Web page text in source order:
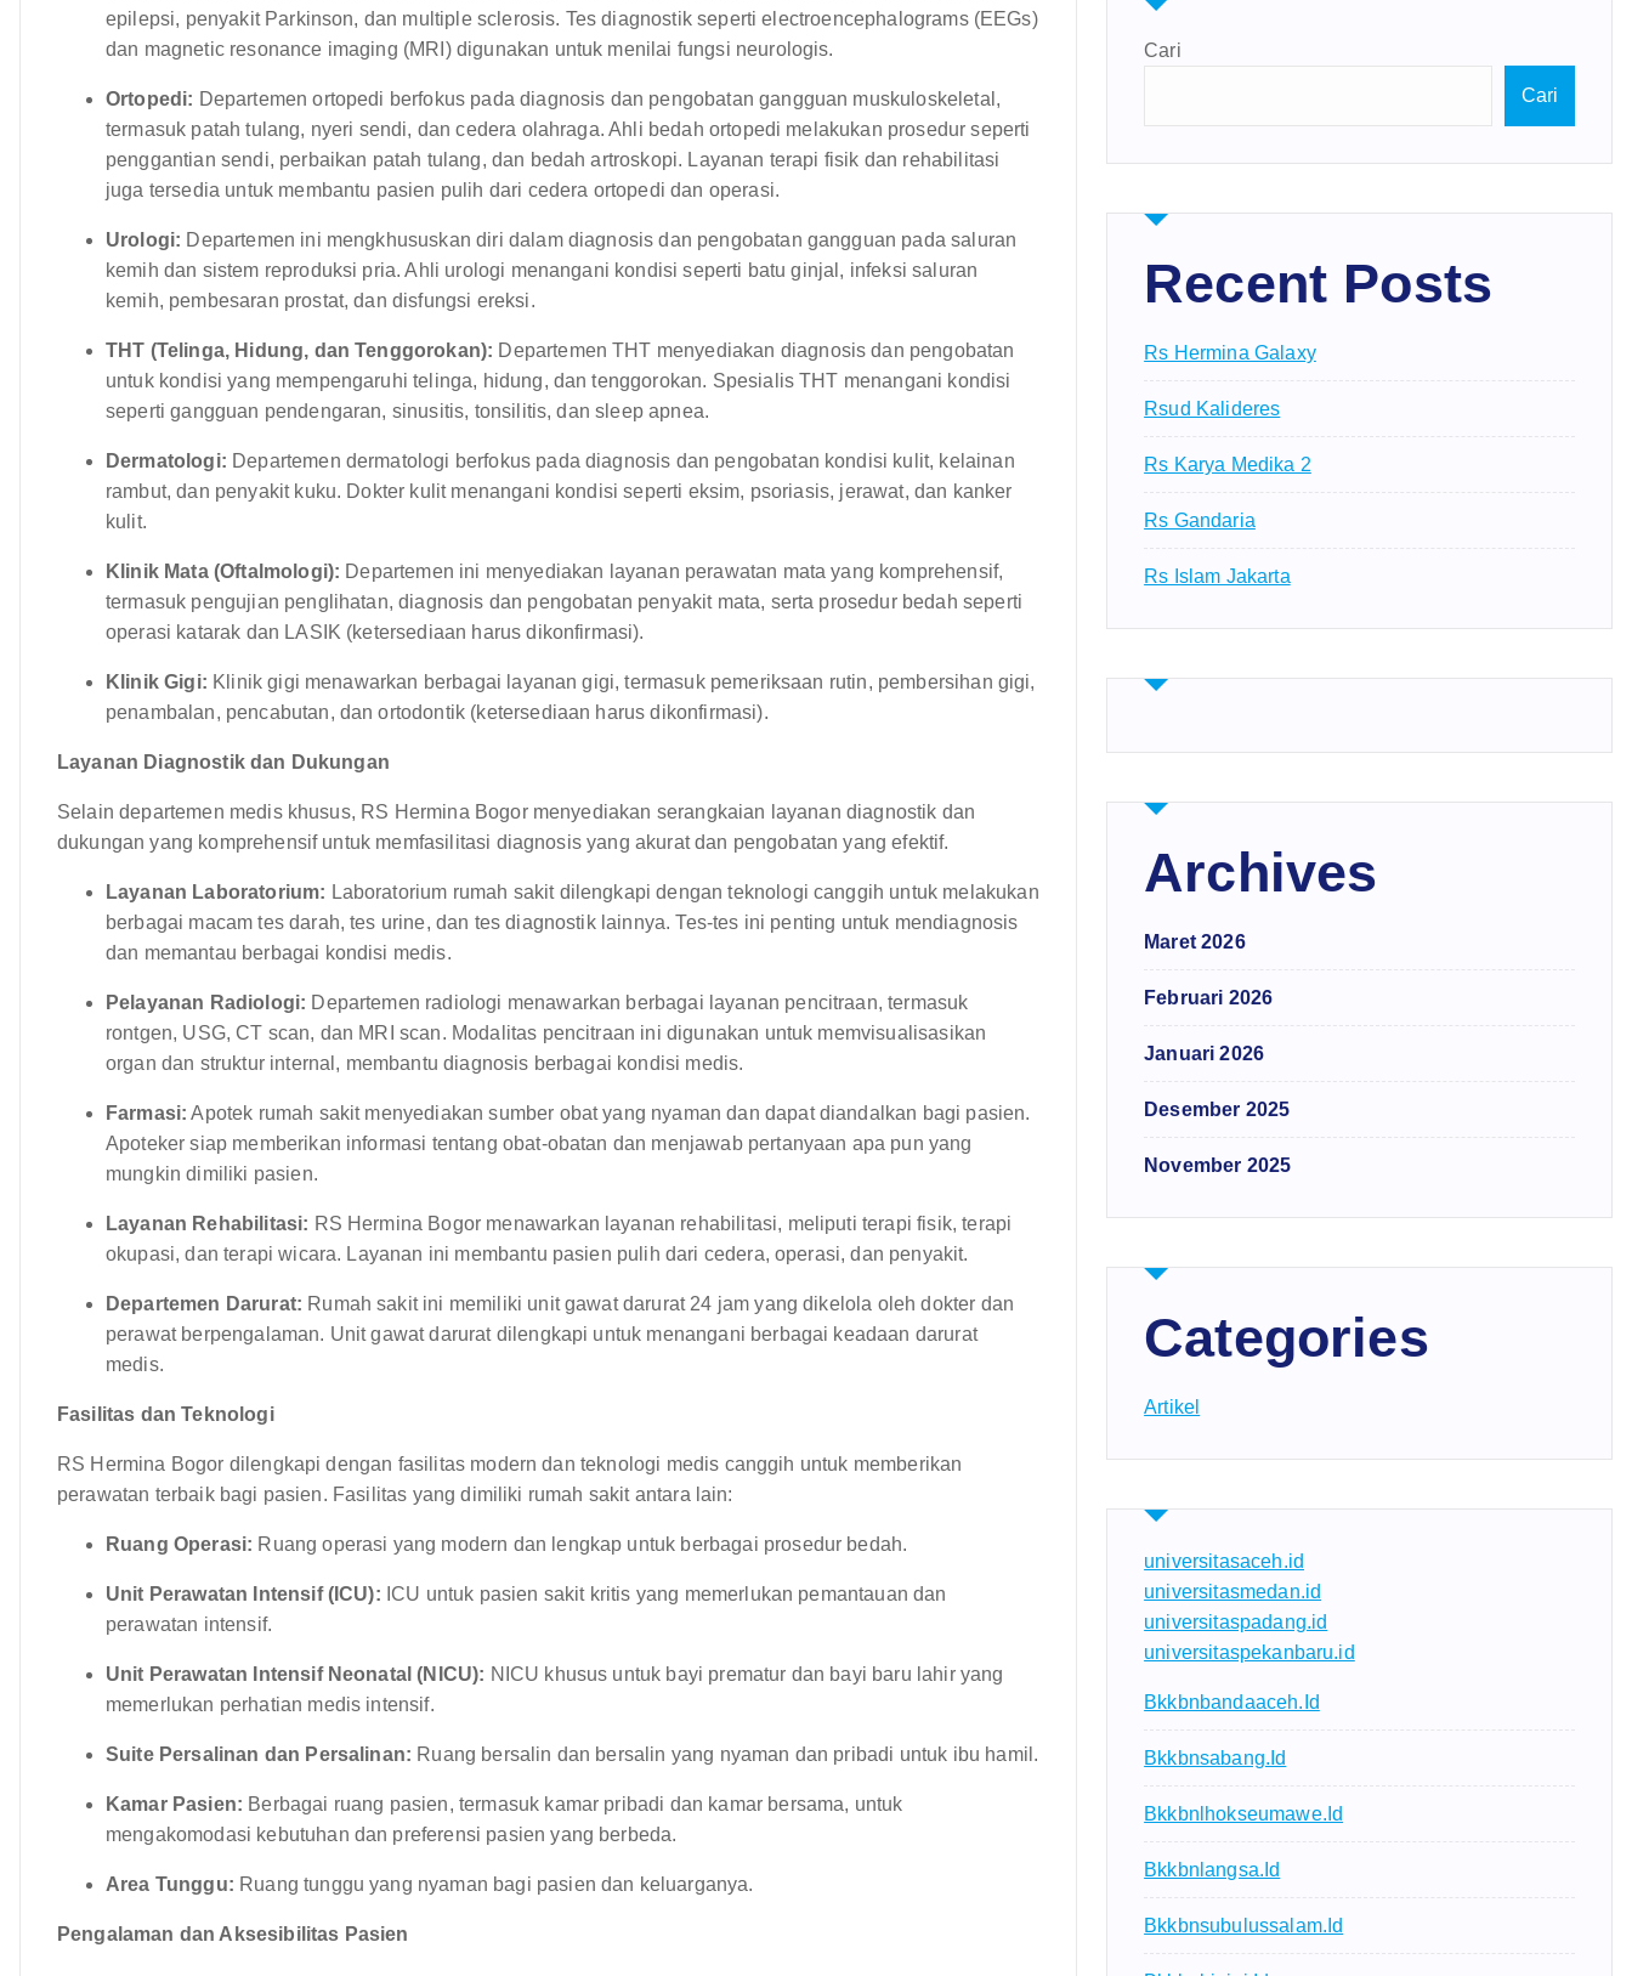
epilepsi, penyakit Parkinson, dan multiple sclerosis. Tes diagnostik seperti electroencephalograms (EEGs)
dan magnetic resonance imaging (MRI) digunakan untuk menilai fungsi neurologis.
Ortopedi: Departemen ortopedi berfokus pada diagnosis dan pengobatan gangguan muskuloskeletal,
termasuk patah tulang, nyeri sendi, dan cedera olahraga. Ahli bedah ortopedi melakukan prosedur seperti
penggantian sendi, perbaikan patah tulang, dan bedah artroskopi. Layanan terapi fisik dan rehabilitasi
juga tersedia untuk membantu pasien pulih dari cedera ortopedi dan operasi.
Urologi: Departemen ini mengkhususkan diri dalam diagnosis dan pengobatan gangguan pada saluran
kemih dan sistem reproduksi pria. Ahli urologi menangani kondisi seperti batu ginjal, infeksi saluran
kemih, pembesaran prostat, dan disfungsi ereksi.
THT (Telinga, Hidung, dan Tenggorokan): Departemen THT menyediakan diagnosis dan pengobatan
untuk kondisi yang mempengaruhi telinga, hidung, dan tenggorokan. Spesialis THT menangani kondisi
seperti gangguan pendengaran, sinusitis, tonsilitis, dan sleep apnea.
Dermatologi: Departemen dermatologi berfokus pada diagnosis dan pengobatan kondisi kulit, kelainan
rambut, dan penyakit kuku. Dokter kulit menangani kondisi seperti eksim, psoriasis, jerawat, dan kanker
kulit.
Klinik Mata (Oftalmologi): Departemen ini menyediakan layanan perawatan mata yang komprehensif,
termasuk pengujian penglihatan, diagnosis dan pengobatan penyakit mata, serta prosedur bedah seperti
operasi katarak dan LASIK (ketersediaan harus dikonfirmasi).
Klinik Gigi: Klinik gigi menawarkan berbagai layanan gigi, termasuk pemeriksaan rutin, pembersihan gigi,
penambalan, pencabutan, dan ortodontik (ketersediaan harus dikonfirmasi).
Layanan Diagnostik dan Dukungan
Selain departemen medis khusus, RS Hermina Bogor menyediakan serangkaian layanan diagnostik dan
dukungan yang komprehensif untuk memfasilitasi diagnosis yang akurat dan pengobatan yang efektif.
Layanan Laboratorium: Laboratorium rumah sakit dilengkapi dengan teknologi canggih untuk melakukan
berbagai macam tes darah, tes urine, dan tes diagnostik lainnya. Tes-tes ini penting untuk mendiagnosis
dan memantau berbagai kondisi medis.
Pelayanan Radiologi: Departemen radiologi menawarkan berbagai layanan pencitraan, termasuk
rontgen, USG, CT scan, dan MRI scan. Modalitas pencitraan ini digunakan untuk memvisualisasikan
organ dan struktur internal, membantu diagnosis berbagai kondisi medis.
Farmasi: Apotek rumah sakit menyediakan sumber obat yang nyaman dan dapat diandalkan bagi pasien.
Apoteker siap memberikan informasi tentang obat-obatan dan menjawab pertanyaan apa pun yang
mungkin dimiliki pasien.
Layanan Rehabilitasi: RS Hermina Bogor menawarkan layanan rehabilitasi, meliputi terapi fisik, terapi
okupasi, dan terapi wicara. Layanan ini membantu pasien pulih dari cedera, operasi, dan penyakit.
Departemen Darurat: Rumah sakit ini memiliki unit gawat darurat 24 jam yang dikelola oleh dokter dan
perawat berpengalaman. Unit gawat darurat dilengkapi untuk menangani berbagai keadaan darurat
medis.
Fasilitas dan Teknologi
RS Hermina Bogor dilengkapi dengan fasilitas modern dan teknologi medis canggih untuk memberikan
perawatan terbaik bagi pasien. Fasilitas yang dimiliki rumah sakit antara lain:
Ruang Operasi: Ruang operasi yang modern dan lengkap untuk berbagai prosedur bedah.
Unit Perawatan Intensif (ICU): ICU untuk pasien sakit kritis yang memerlukan pemantauan dan
perawatan intensif.
Unit Perawatan Intensif Neonatal (NICU): NICU khusus untuk bayi prematur dan bayi baru lahir yang
memerlukan perhatian medis intensif.
Suite Persalinan dan Persalinan: Ruang bersalin dan bersalin yang nyaman dan pribadi untuk ibu hamil.
Kamar Pasien: Berbagai ruang pasien, termasuk kamar pribadi dan kamar bersama, untuk
mengakomodasi kebutuhan dan preferensi pasien yang berbeda.
Area Tunggu: Ruang tunggu yang nyaman bagi pasien dan keluarganya.
Pengalaman dan Aksesibilitas Pasien
Cari
Cari
Recent Posts
Rs Hermina Galaxy
Rsud Kalideres
Rs Karya Medika 2
Rs Gandaria
Rs Islam Jakarta
Archives
Maret 2026
Februari 2026
Januari 2026
Desember 2025
November 2025
Categories
Artikel
universitasaceh.id
universitasmedan.id
universitaspadang.id
universitaspekanbaru.id
Bkkbnbandaaceh.id
Bkkbnsabang.id
Bkkbnlhokseumawe.id
Bkkbnlangsa.id
Bkkbnsubulussalam.id